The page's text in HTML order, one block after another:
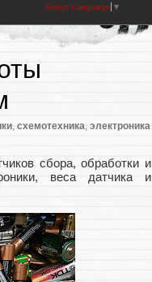
Select Language ▼
, схемотехника, электроника
сбора, обработки и
веса датчика и